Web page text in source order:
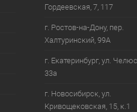
Гордеевская, 7, 117
г. Ростов-на-Дону, пер.
Халтуринский, 99А
г. Екатеринбург, ул.
33а
г. Новосибирск, ул.
Кривощековская, 15, к.1